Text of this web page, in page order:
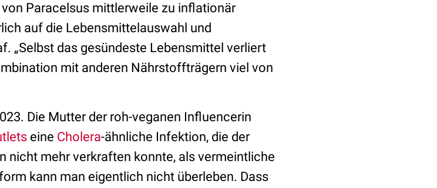
Paracelsus mittlerweile zu inflationär
auf die Lebensmittelauswahl und
„Selbst das gesündeste Lebensmittel verliert
mit anderen Nährstoffträgern viel von
Die Mutter der roh-veganen Influencerin
eine Cholera-ähnliche Infektion, die der
nicht mehr verkraften konnte, als vermeintliche
kann man eigentlich nicht überleben. Dass